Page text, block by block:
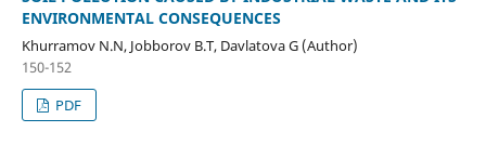
ENVIRONMENTAL CONSEQUENCES
Khurramov N.N, Jobborov B.T, Davlatova G (Author)
150-152
PDF